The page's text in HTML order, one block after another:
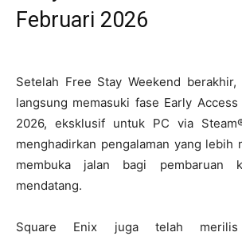
Februari 2026
Setelah Free Stay Weekend berakhir,
langsung memasuki fase Early
2026, eksklusif untuk PC via
menghadirkan pengalaman yang lebih
membuka jalan bagi pembaruan
mendatang.
Square Enix juga telah